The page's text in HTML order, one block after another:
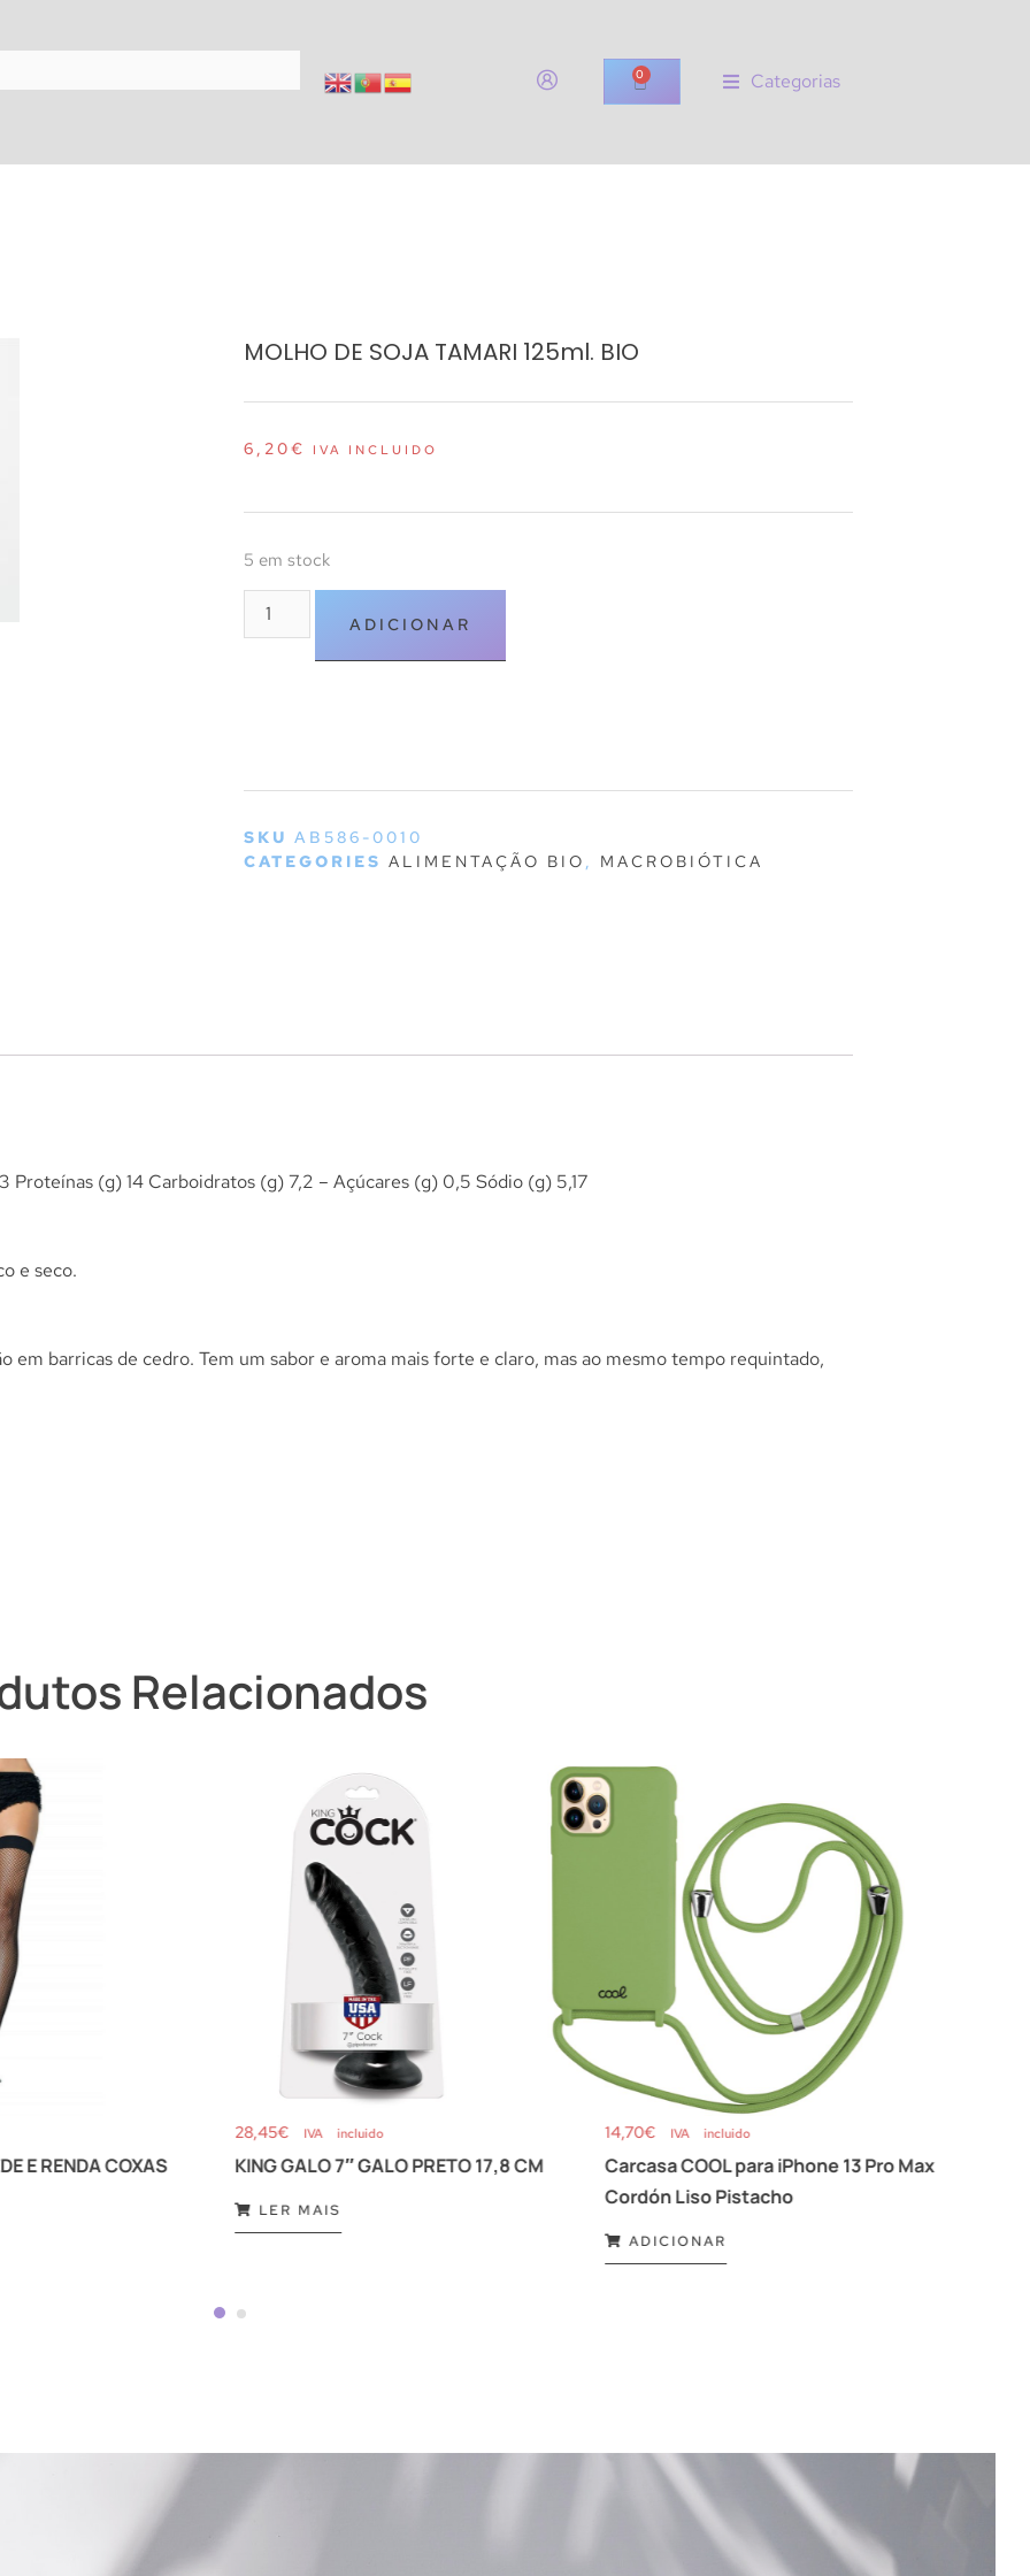
0 Categorias
MOLHO DE SOJA TAMARI 125ml. BIO
6,20€ IVA INCLUIDO
5 em stock
ADICIONAR
SKU AB586-0010
CATEGORIES ALIMENTAÇÃO BIO , MACROBIÓTICA
Proteínas (g) 14 Carboidratos (g) 7,2 – Açúcares (g) 0,5 Sódio (g) 5,17
e seco.
em barricas de cedro. Tem um sabor e aroma mais forte e claro, mas ao mesmo tempo requintado,
Relacionados
E RENDA COXAS
28,45€ IVA incluido
KING GALO 7″ GALO PRETO 17,8 CM
LER MAIS
14,70€ IVA incluido
Carcasa COOL para iPhone 13 Pro Max
Cordón Liso Pistacho
ADICIONAR